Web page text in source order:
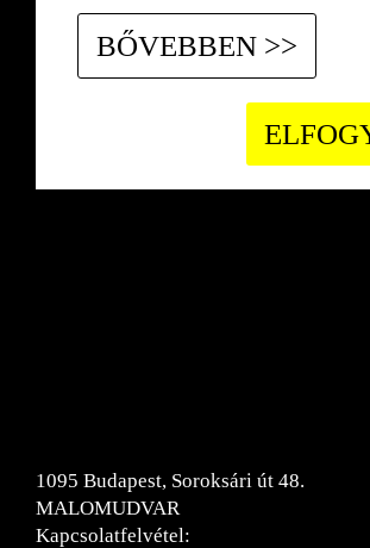
BŐVEBBEN >>
1095 Budapest, Soroksári út 48.
MALOMUDVAR
Kapcsolatfelvétel: